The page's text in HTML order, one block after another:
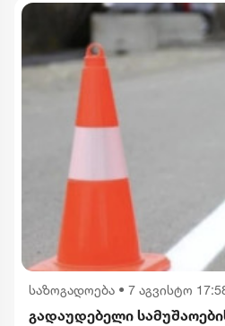
საზოგადოება • 7 აგვისტო
გადაუდებელი